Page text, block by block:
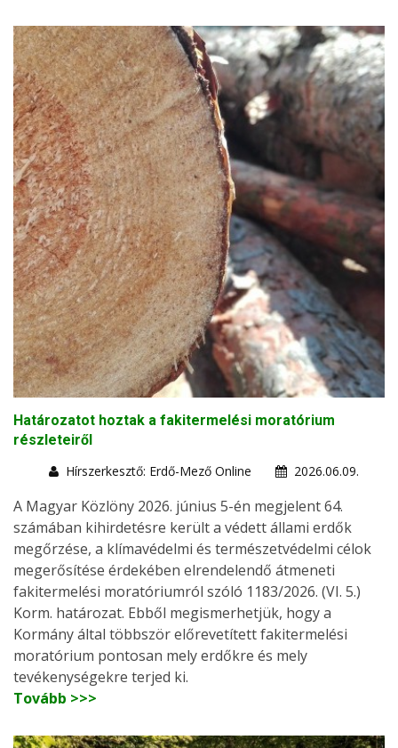
Határozatot hoztak a fakitermelési moratórium
részleteiről
Hírszerkesztő: Erdő-Mező Online
2026.06.09.
A Magyar Közlöny 2026. június 5-én megjelent 64.
számában kihirdetésre került a védett állami erdők
megőrzése, a klímavédelmi és természetvédelmi célok
megerősítése érdekében elrendelendő átmeneti
fakitermelési moratóriumról szóló 1183/2026. (VI. 5.)
Korm. határozat. Ebből megismerhetjük, hogy a
Kormány által többször előrevetített fakitermelési
moratórium pontosan mely erdőkre és mely
tevékenységekre terjed ki.
Tovább >>>